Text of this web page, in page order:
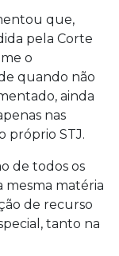
que,
pela Corte
o
quando não
ainda
nas
próprio STJ.
de todos os
mesma matéria
de recurso
tanto na